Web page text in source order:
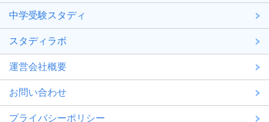
中学受験スタディ
スタディラボ
運営会社概要
お問い合わせ
プライバシーポリシー